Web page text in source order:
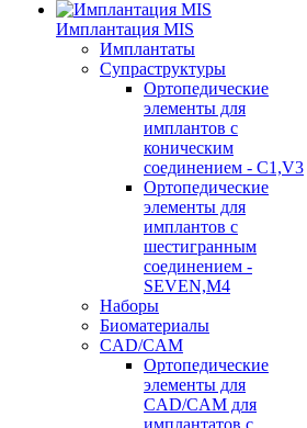
Имплантация MIS
Имплантаты
Супраструктуры
Ортопедические
элементы для
имплантов с
коническим
соединением - C1,V3
Ортопедические
элементы для
имплантов с
шестигранным
соединением -
SEVEN,M4
Наборы
Биоматериалы
CAD/CAM
Ортопедические
элементы для
CAD/CAM для
имплантатов с